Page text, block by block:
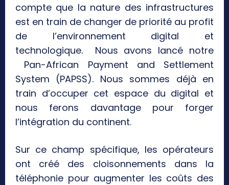
compte que la nature des infrastructures
est en train de changer de priorité au profit
de l’environnement digital et
technologique. Nous avons lancé notre
Pan-African Payment and Settlement
System (PAPSS). Nous sommes déjà en
train d’occuper cet espace du digital et
nous ferons davantage pour forger
l’intégration du continent.
Sur ce champ spécifique, les opérateurs
ont créé des cloisonnements dans la
téléphonie pour augmenter les coûts des